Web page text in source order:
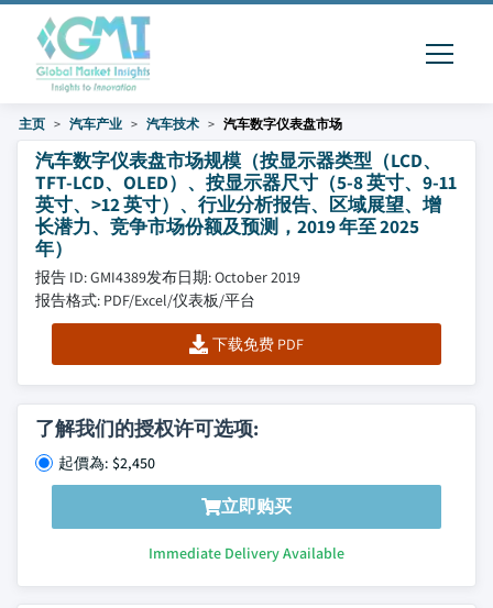
主页 汽车产业 汽车技术 汽车数字仪表盘市场
汽车数字仪表盘市场规模（按显示器类型（LCD、
TFT-LCD、OLED）、按显示器尺寸（5-8 英寸、9-11
英寸、>12 英寸）、行业分析报告、区域展望、增
长潜力、竞争市场份额及预测，2019 年至 2025
年）
报告 ID: GMI4389发布日期: October 2019
报告格式: PDF/Excel/仪表板/平台
下载免费 PDF
了解我们的授权许可选项:
起價為: $2,450
立即购买
Immediate Delivery Available